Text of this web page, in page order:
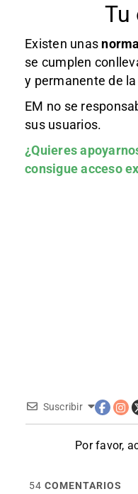
Tu
Existen unas
se cumplen
y permanente de
EM no se
sus usuarios.
¿Quieres
consigue acceso
Suscribir
Por favor,
54 COMENTARIOS